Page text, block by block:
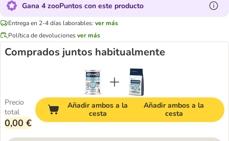
Gana 4 zooPuntos con este producto
Entrega en 2-4 días laborables: ver más
Política de devolucionesver más
Comprados juntos habitualmente
Precio
total
0,00 €
Añadir ambos a la
cesta
Añadir ambos a la
cesta